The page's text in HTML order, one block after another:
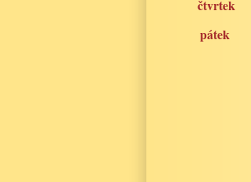
čtvrtek
pátek